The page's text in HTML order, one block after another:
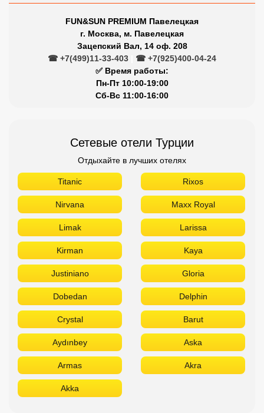
FUN&SUN PREMIUM Павелецкая
г. Москва, м. Павелецкая
Зацепский Вал, 14 оф. 208
☎ +7(499)11-33-403
☎ +7(925)400-04-24
✅ Время работы:
Пн-Пт 10:00-19:00
Сб-Вс 11:00-16:00
Сетевые отели Турции
Отдыхайте в лучших отелях
Titanic Rixos
Nirvana Maxx Royal
Limak Larissa
Kirman Kaya
Justiniano Gloria
Dobedan Delphin
Crystal Barut
Aydınbey Aska
Armas Akra
Akka